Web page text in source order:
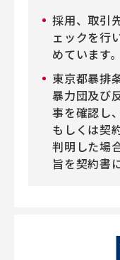
採用、取引
ェックを行
めています。
東京都暴排
暴力団及び
事を確認し
もしくは契
判明した場
旨を契約書